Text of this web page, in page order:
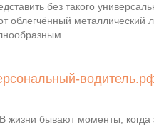
без такого
облегчённый металлический
жизни бывают моменты, когда